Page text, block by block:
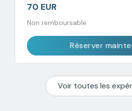
70 EUR
Non remboursable
Réserver
Voir toutes les